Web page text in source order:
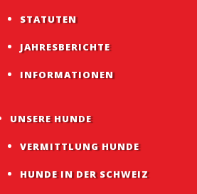
STATUTEN
JAHRESBERICHTE
INFORMATIONEN
UNSERE HUNDE
VERMITTLUNG HUNDE
HUNDE IN DER SCHWEIZ